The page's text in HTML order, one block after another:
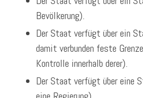
Bevölkerung).
Der Staat verfügt über ein
damit verbunden feste
Kontrolle innerhalb derer).
Der Staat verfügt über eine